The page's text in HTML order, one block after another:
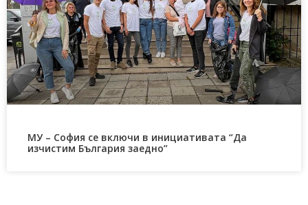
МУ – София се включи в инициативата “Да
изчистим България заедно”